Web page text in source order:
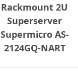
Rackmount 2U
Superserver
Supermicro AS-
2124GQ-NART